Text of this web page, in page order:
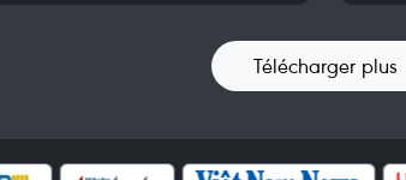
Télécharger plus